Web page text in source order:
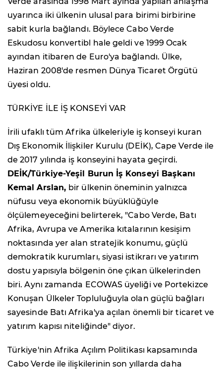
uyarınca iki ülkenin ulusal para birimi birbirine
sabit kurla bağlandı. Böylece Cabo Verde
Eskudosu konvertibl hale geldi ve 1999 Ocak
ayından itibaren de Euro'ya bağlandı. Ülke,
Haziran 2008'de resmen Dünya Ticaret Örgütü
üyesi oldu.
TÜRKİYE İLE İŞ KONSEYİ VAR
İrili ufaklı tüm Afrika ülkeleriyle iş konseyi kuran
Dış Ekonomik İlişkiler Kurulu (DEİK), Cape Verde ile
de 2017 yılında iş konseyini hayata geçirdi.
DEİK/Türkiye-Yeşil Burun İş Konseyi Başkanı
Kemal Arslan, bir ülkenin öneminin yalnızca
nüfusu veya ekonomik büyüklüğüyle
ölçülemeyeceğini belirterek, "Cabo Verde, Batı
Afrika, Avrupa ve Amerika kıtalarının kesişim
noktasında yer alan stratejik konumu, güçlü
demokratik kurumları, siyasi istikrarı ve yatırım
dostu yapısıyla bölgenin öne çıkan ülkelerinden
biri. Aynı zamanda ECOWAS üyeliği ve Portekizce
Konuşan Ülkeler Topluluğuyla olan güçlü bağları
sayesinde Batı Afrika'ya açılan önemli bir ticaret ve
yatırım kapısı niteliğinde" diyor.
Türkiye'nin Afrika Açılım Politikası kapsamında
Cabo Verde ile ilişkilerinin son yıllarda daha